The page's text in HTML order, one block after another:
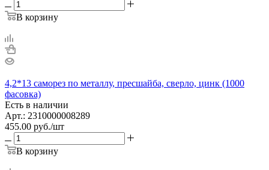
В корзину
4,2*13 саморез по металлу, пресшайба, сверло, цинк (1000
фасовка)
Есть в наличии
Арт.: 2310000008289
455.00 руб./шт
В корзину